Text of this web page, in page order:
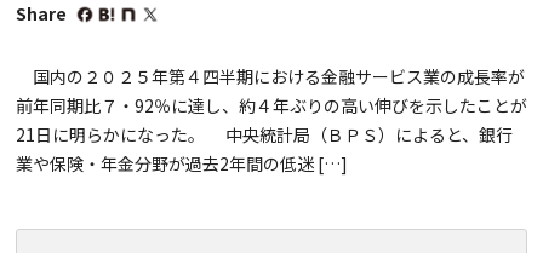
Share
国内の２０２５年第４四半期における金融サービス業の成長率が
前年同期比７・92％に達し、約４年ぶりの高い伸びを示したことが
21日に明らかになった。 中央統計局（ＢＰＳ）によると、銀行
業や保険・年金分野が過去2年間の低迷 […]